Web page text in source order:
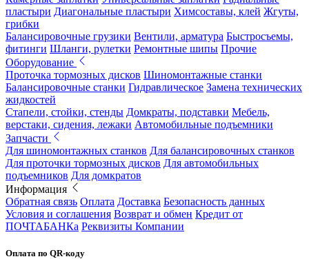
пластыри Диагональные пластыри Химсоставы, клей Жгуты,
грибки
Балансировочные грузики Вентили, арматура Быстросъемы,
фитинги Шланги, рулетки Ремонтные шипы Прочие
Оборудование
Проточка тормозных дисков Шиномонтажные станки
Балансировочные станки Гидравлическое Замена технических
жидкостей
Стапели, стойки, стенды Домкраты, подставки Мебель,
верстаки, сидения, лежаки Автомобильные подъемники
Запчасти
Для шиномонтажных станков Для балансировочных станков
Для проточки тормозных дисков Для автомобильных
подъемников Для домкратов
Информация
Обратная связь Оплата Доставка Безопасность данных
Условия и соглашения Возврат и обмен Кредит от
ПОЧТАБАНКа Реквизиты Компании
Оплата по QR-коду